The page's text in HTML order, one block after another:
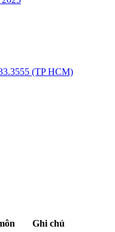
(TP HCM)
Ghi chú